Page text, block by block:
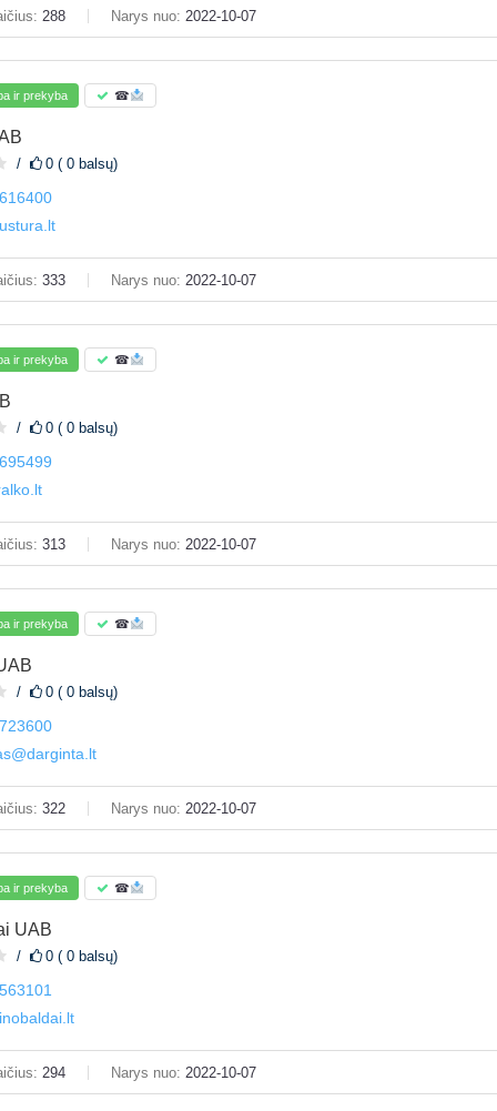
288 Narys nuo: 2022-10-07
ir prekyba ☎
0 ( 0 balsų)
333 Narys nuo: 2022-10-07
ir prekyba ☎
0 ( 0 balsų)
313 Narys nuo: 2022-10-07
ir prekyba ☎
0 ( 0 balsų)
322 Narys nuo: 2022-10-07
ir prekyba ☎
UAB
0 ( 0 balsų)
294 Narys nuo: 2022-10-07